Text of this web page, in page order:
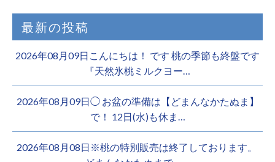
最新の投稿
2026年08月09日こんにちは！ です 桃の季節も終盤です
『天然氷桃ミルクヨー…
2026年08月09日◯ お盆の準備は【どまんなかたぬま】
で！ 12日(水)も休ま…
2026年08月08日※桃の特別販売は終了しております。 ️